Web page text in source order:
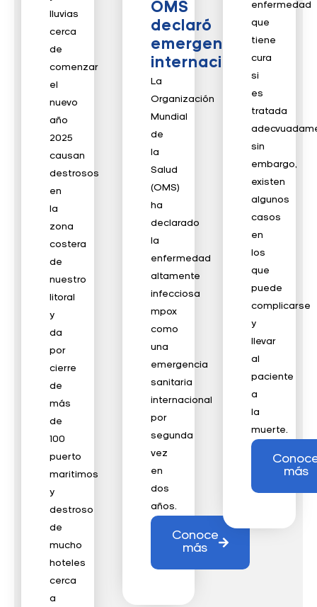
lluvias
cerca
de
comenzar
el
nuevo
año
2025
causan
destrosos
en
la
zona
costera
de
nuestro
litoral
y
da
por
cierre
de
más
de
100
puerto
maritimos
y
destroso
de
mucho
hoteles
cerca
a
OMS
declaró
emergencia
internacional
La
Organización
Mundial
de
la
Salud
(OMS)
ha
declarado
la
enfermedad
altamente
infecciosa
mpox
como
una
emergencia
sanitaria
internacional
por
segunda
vez
en
dos
años.
Conoce
más
enfermedad
que
tiene
cura
si
es
tratada
sin
embargo,
existen
algunos
casos
en
los
que
puede
complicarse
y
llevar
al
paciente
a
la
muerte.
más